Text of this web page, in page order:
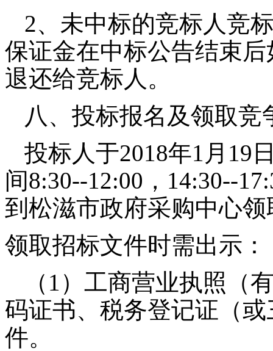
2、未中标的竞标人竞
保证金在中标公告结束
退还给竞标人。
八、投标报名及领取竞
投标人于2018年1 月 19
间8:30--12:00 ， 14:30--
到松滋市政府采购中心
领取招标文件时需出示：
（ 1 ）工商营业执照（
码证书、税务登记证（
件。